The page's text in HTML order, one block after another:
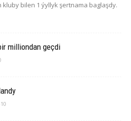
bilen 1 ýyllyk şertnama baglaşdy.
milliondan geçdi